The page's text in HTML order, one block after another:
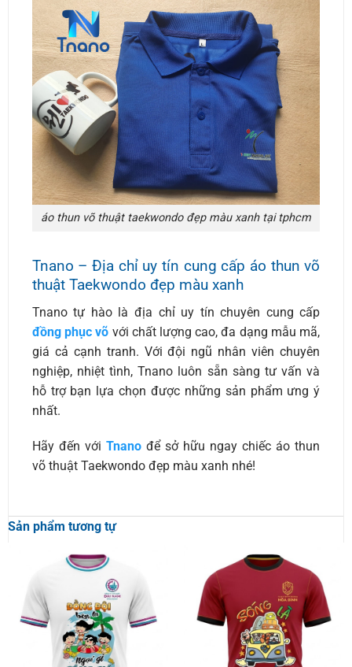
áo thun võ thuật taekwondo đẹp màu xanh tại tphcm
Tnano – Địa chỉ uy tín cung cấp áo thun võ
thuật Taekwondo đẹp màu xanh
Tnano tự hào là địa chỉ uy tín chuyên cung cấp
đồng phục võ với chất lượng cao, đa dạng mẫu mã,
giá cả cạnh tranh. Với đội ngũ nhân viên chuyên
nghiệp, nhiệt tình, Tnano luôn sẵn sàng tư vấn và
hỗ trợ bạn lựa chọn được những sản phẩm ưng ý
nhất.
Hãy đến với Tnanođể sở hữu ngay chiếc áo thun
võ thuật Taekwondo đẹp màu xanh nhé!
Sản phẩm tương tự